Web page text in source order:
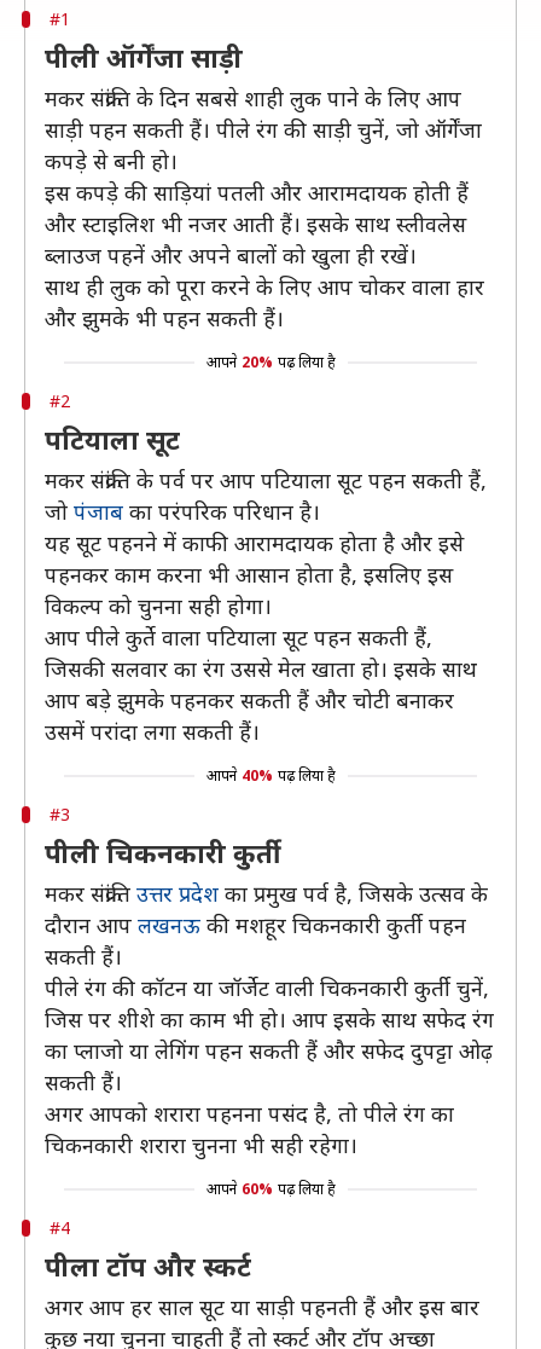
#1
पीली ऑर्गेंजा साड़ी
मकर संक्रांति के दिन सबसे शाही लुक पाने के लिए आप
साड़ी पहन सकती हैं। पीले रंग की साड़ी चुनें, जो ऑर्गेंजा
कपड़े से बनी हो।
इस कपड़े की साड़ियां पतली और आरामदायक होती हैं
और स्टाइलिश भी नजर आती हैं। इसके साथ स्लीवलेस
ब्लाउज पहनें और अपने बालों को खुला ही रखें।
साथ ही लुक को पूरा करने के लिए आप चोकर वाला हार
और झुमके भी पहन सकती हैं।
आपने 20% पढ़ लिया है
#2
पटियाला सूट
मकर संक्रांति के पर्व पर आप पटियाला सूट पहन सकती हैं,
जो पंजाब का परंपरिक परिधान है।
यह सूट पहनने में काफी आरामदायक होता है और इसे
पहनकर काम करना भी आसान होता है, इसलिए इस
विकल्प को चुनना सही होगा।
आप पीले कुर्ते वाला पटियाला सूट पहन सकती हैं,
जिसकी सलवार का रंग उससे मेल खाता हो। इसके साथ
आप बड़े झुमके पहनकर सकती हैं और चोटी बनाकर
उसमें परांदा लगा सकती हैं।
आपने 40% पढ़ लिया है
#3
पीली चिकनकारी कुर्ती
मकर संक्रांति उत्तर प्रदेश का प्रमुख पर्व है, जिसके उत्सव के
दौरान आप लखनऊ की मशहूर चिकनकारी कुर्ती पहन
सकती हैं।
पीले रंग की कॉटन या जॉर्जेट वाली चिकनकारी कुर्ती चुनें,
जिस पर शीशे का काम भी हो। आप इसके साथ सफेद रंग
का प्लाजो या लेगिंग पहन सकती हैं और सफेद दुपट्टा ओढ़
सकती हैं।
अगर आपको शरारा पहनना पसंद है, तो पीले रंग का
चिकनकारी शरारा चुनना भी सही रहेगा।
आपने 60% पढ़ लिया है
#4
पीला टॉप और स्कर्ट
अगर आप हर साल सूट या साड़ी पहनती हैं और इस बार
कुछ नया चुनना चाहती हैं तो स्कर्ट और टॉप अच्छा